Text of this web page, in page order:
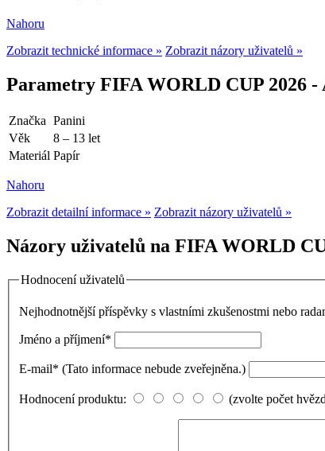
Nahoru
Zobrazit technické informace » Zobrazit názory uživatelů »
Parametry FIFA WORLD CUP 2026
Značka Panini
Věk
8 – 13 let
Materiál Papír
Nahoru
Zobrazit detailní informace » Zobrazit názory uživatelů »
Názory uživatelů na FIFA WORLD
Hodnocení uživatelů
Nejhodnotnější příspěvky s vlastními zkušenostmi nebo
Jméno a příjmení*
E-mail* (Tato informace nebude zveřejněna.)
Hodnocení produktu: (zvolte počet